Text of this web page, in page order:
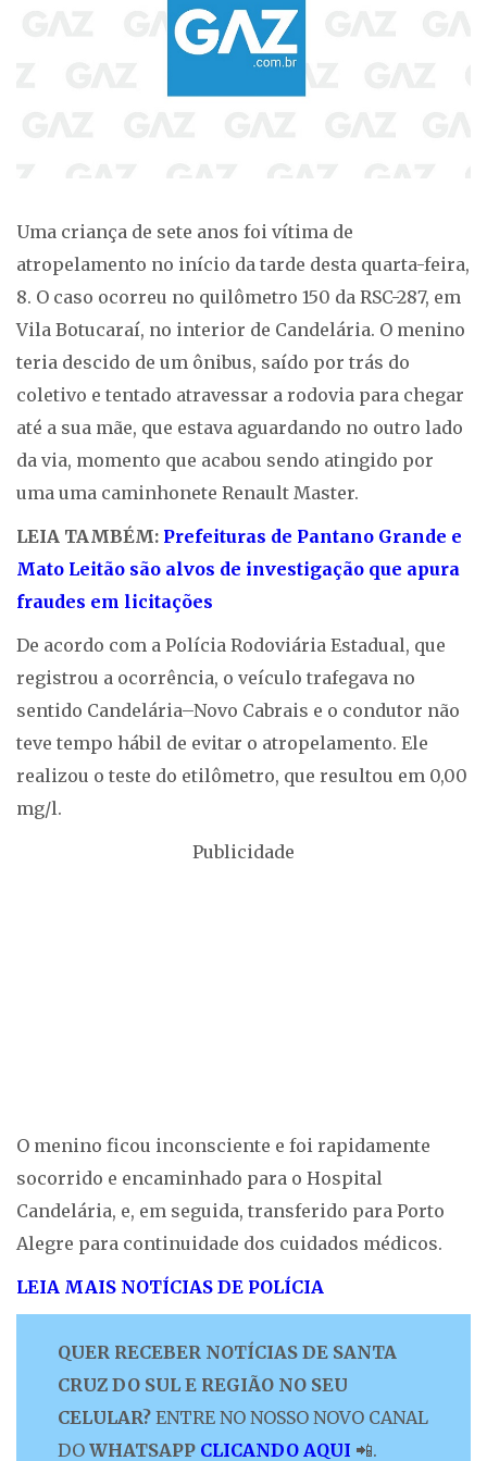
Uma criança de sete anos foi vítima de
atropelamento no início da tarde desta quarta-feira,
8. O caso ocorreu no quilômetro 150 da RSC-287, em
Vila Botucaraí, no interior de Candelária. O menino
teria descido de um ônibus, saído por trás do
coletivo e tentado atravessar a rodovia para chegar
até a sua mãe, que estava aguardando no outro lado
da via, momento que acabou sendo atingido por
uma uma caminhonete Renault Master.
LEIA TAMBÉM: Prefeituras de Pantano Grande e
Mato Leitão são alvos de investigação que apura
fraudes em licitações
De acordo com a Polícia Rodoviária Estadual, que
registrou a ocorrência, o veículo trafegava no
sentido Candelária–Novo Cabrais e o condutor não
teve tempo hábil de evitar o atropelamento. Ele
realizou o teste do etilômetro, que resultou em 0,00
mg/l.
Publicidade
O menino ficou inconsciente e foi rapidamente
socorrido e encaminhado para o Hospital
Candelária, e, em seguida, transferido para Porto
Alegre para continuidade dos cuidados médicos.
LEIA MAIS NOTÍCIAS DE POLÍCIA
QUER RECEBER NOTÍCIAS DE SANTA
CRUZ DO SUL E REGIÃO NO SEU
CELULAR? ENTRE NO NOSSO NOVO CANAL
DO WHATSAPP CLICANDO AQUI 📲.